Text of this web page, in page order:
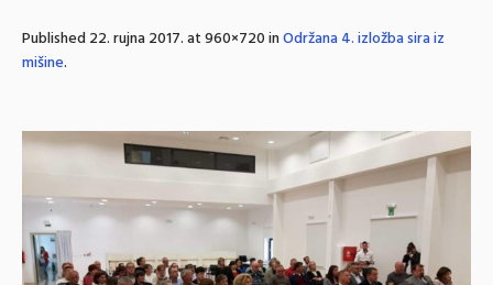
Published22. rujna 2017.at 960×720 inOdržana 4. izložba sira iz
mišine.